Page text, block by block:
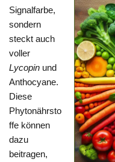
Signalfarbe,
sondern
steckt auch
voller
Lycopin und
Anthocyane.
Diese
Phytonährsto
ffe können
dazu
beitragen,